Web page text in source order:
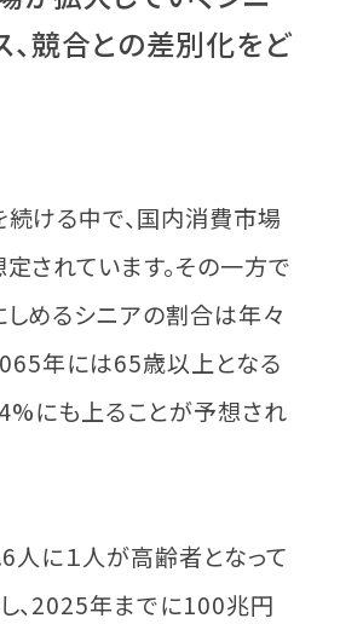
、競合との差別化をど
ける中で、国内消費市場
されています。その一方で
めるシニアの割合は年々
年には65歳以上となる
にも上ることが予想され
人に１人が高齢者となって
、2025年までに100兆円